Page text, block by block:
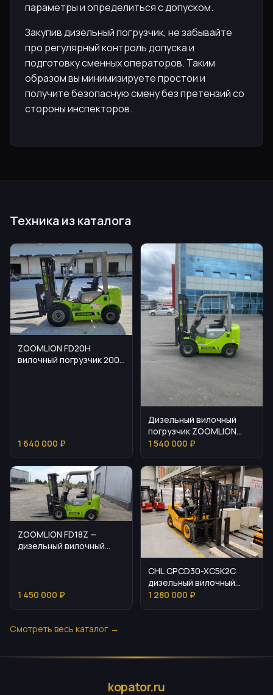
параметры и определиться с допуском.
Закупив дизельный погрузчик, не забывайте
про регулярный контроль допуска и
подготовку сменных операторов. Таким
образом вы минимизируете простои и
получите безопасную смену без претензий со
стороны инспекторов.
Техника из каталога
ZOOMLION FD20H
вилочный погрузчик 2000
1 640 000 ₽
Дизельный вилочный
погрузчик ZOOMLION
FD15Z
1 540 000 ₽
ZOOMLION FD18Z —
дизельный вилочный
1 450 000 ₽
CHL CPCD30-XC5K2C
дизельный вилочный
погрузчик: описание и
1 280 000 ₽
Смотреть весь каталог →
kopator.ru